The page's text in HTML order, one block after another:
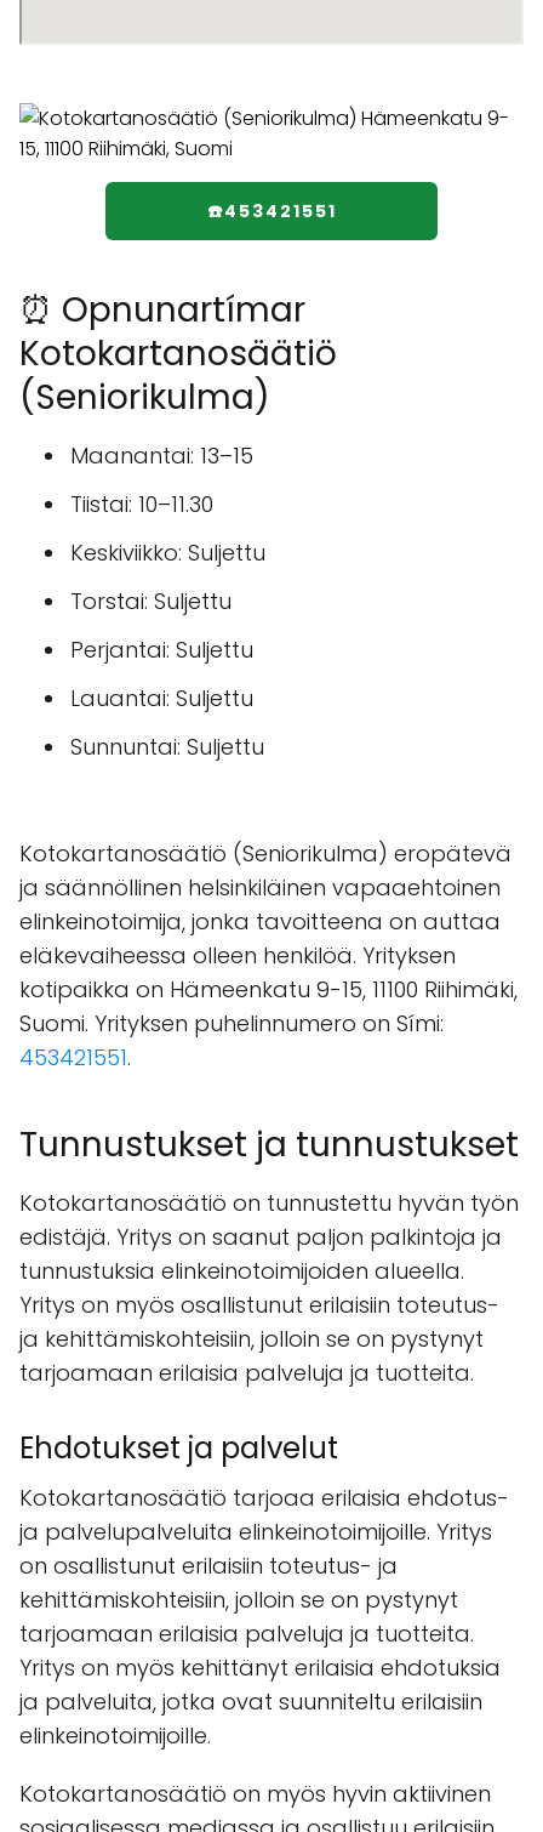
☎️453421551
⏰ Opnunartímar
Kotokartanosäätiö
(Seniorikulma)
Maanantai: 13–15
Tiistai: 10–11.30
Keskiviikko: Suljettu
Torstai: Suljettu
Perjantai: Suljettu
Lauantai: Suljettu
Sunnuntai: Suljettu
Kotokartanosäätiö (Seniorikulma) eropätevä
ja säännöllinen helsinkiläinen vapaaehtoinen
elinkeinotoimija, jonka tavoitteena on auttaa
eläkevaiheessa olleen henkilöä. Yrityksen
kotipaikka on Hämeenkatu 9-15, 11100 Riihimäki,
Suomi. Yrityksen puhelinnumero on Sími:
453421551.
Tunnustukset ja tunnustukset
Kotokartanosäätiö on tunnustettu hyvän työn
edistäjä. Yritys on saanut paljon palkintoja ja
tunnustuksia elinkeinotoimijoiden alueella.
Yritys on myös osallistunut erilaisiin toteutus-
ja kehittämiskohteisiin, jolloin se on pystynyt
tarjoamaan erilaisia palveluja ja tuotteita.
Ehdotukset ja palvelut
Kotokartanosäätiö tarjoaa erilaisia ehdotus-
ja palvelupalveluita elinkeinotoimijoille. Yritys
on osallistunut erilaisiin toteutus- ja
kehittämiskohteisiin, jolloin se on pystynyt
tarjoamaan erilaisia palveluja ja tuotteita.
Yritys on myös kehittänyt erilaisia ehdotuksia
ja palveluita, jotka ovat suunniteltu erilaisiin
elinkeinotoimijoille.
Kotokartanosäätiö on myös hyvin aktiivinen